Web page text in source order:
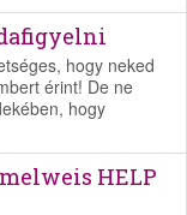
hogy neked
érint! De ne
hogy
HELP